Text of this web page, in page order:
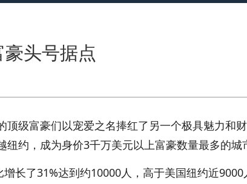
头号据点
级富豪们以宠爱之名捧红了另一个极具魅力和
约，成为身价3千万美元以上富豪数量最多的城
了31%达到约10000人，高于美国纽约近9000